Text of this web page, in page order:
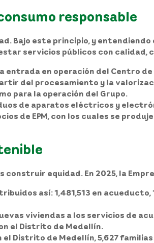
responsable
Bajo este principio, y
servicios públicos con
en operación del Centro de
del procesamiento y la
para la operación del Grupo.
de aparatos eléctricos y
de EPM, con los cuales se
equidad. En 2025, la
así: 1,481,513 en
viviendas a los servicios de
el Distrito de Medellín.
Distrito de Medellín, 5,627